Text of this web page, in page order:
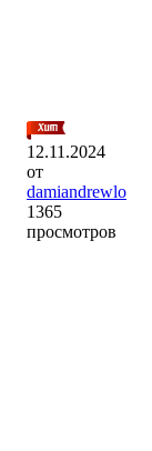
12.11.2024
от
damiandrewlo
1365
просмотров